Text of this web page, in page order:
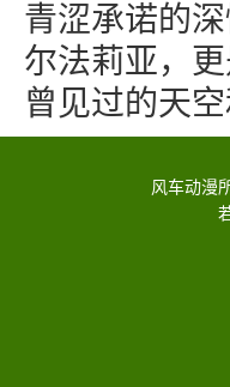
青涩承诺的
尔法莉亚，
曾见过的天
风车动漫